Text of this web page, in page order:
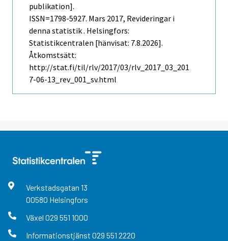
publikation].
ISSN=1798-5927. Mars 2017, Revideringar i
denna statistik . Helsingfors:
Statistikcentralen [hänvisat: 7.8.2026].
Åtkomstsätt:
http://stat.fi/til/rlv/2017/03/rlv_2017_03_201
7-06-13_rev_001_sv.html
Verkstadsgatan 13
00580 Helsingfors
Växel 029 551 1000
Informationstjänst 029 551 2220